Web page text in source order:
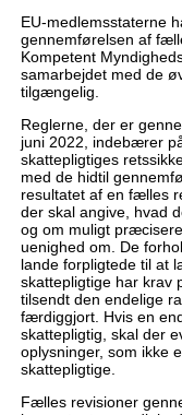
EU-medlemsstaterne
gennemførelsen af
Kompetent
samarbejdet med de
tilgængelig.
Reglerne, der er
juni 2022, indebærer
skattepligtiges
med de hidtil
resultatet af en fælles
der skal angive, hvad
og om muligt
uenighed om. De
lande forpligtede til at
skattepligtige har krav
tilsendt den endelige
færdiggjort. Hvis en
skattepligtig, skal der
oplysninger, som ikke
skattepligtige.
Fælles revisioner